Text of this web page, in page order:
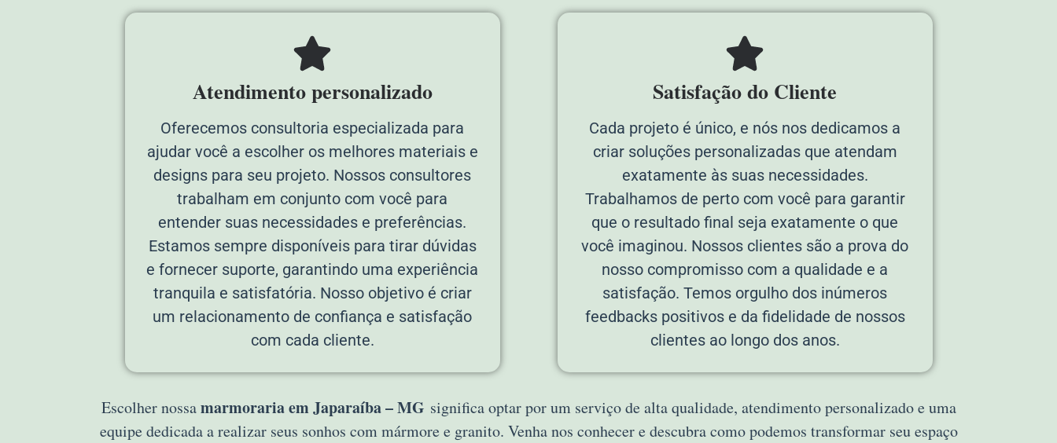
Atendimento personalizado
Oferecemos consultoria especializada para
ajudar você a escolher os melhores materiais e
designs para seu projeto. Nossos consultores
trabalham em conjunto com você para
entender suas necessidades e preferências.
Estamos sempre disponíveis para tirar dúvidas
e fornecer suporte, garantindo uma experiência
tranquila e satisfatória. Nosso objetivo é criar
um relacionamento de confiança e satisfação
com cada cliente.
Satisfação do Cliente
Cada projeto é único, e nós nos dedicamos a
criar soluções personalizadas que atendam
exatamente às suas necessidades.
Trabalhamos de perto com você para garantir
que o resultado final seja exatamente o que
você imaginou. Nossos clientes são a prova do
nosso compromisso com a qualidade e a
satisfação. Temos orgulho dos inúmeros
feedbacks positivos e da fidelidade de nossos
clientes ao longo dos anos.
Escolher nossamarmoraria em Japaraíba – MG significa optar por um serviço de alta qualidade, atendimento personalizado e uma
equipe dedicada a realizar seus sonhos com mármore e granito. Venha nos conhecer e descubra como podemos transformar seu espaço